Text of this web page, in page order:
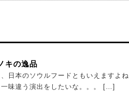
キの逸品
日本のソウルフードともいえますよ
味違う演出をしたいな。。。 […]